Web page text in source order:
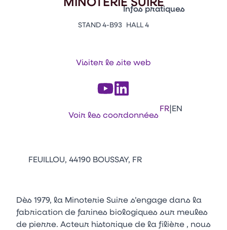
Vitrine Innovations
Emballages
Infos pratiques
Contacts
Appuyez sur Entrée pour
FR|EN
STAND 4-B93 HALL 4
Visiter le site web
Voir les coordonnées
FEUILLOU, 44190 BOUSSAY, FR
Dès 1979, la Minoterie Suire s’engage dans la
fabrication de farines biologiques sur meules
de pierre. Acteur historique de la filière , nous